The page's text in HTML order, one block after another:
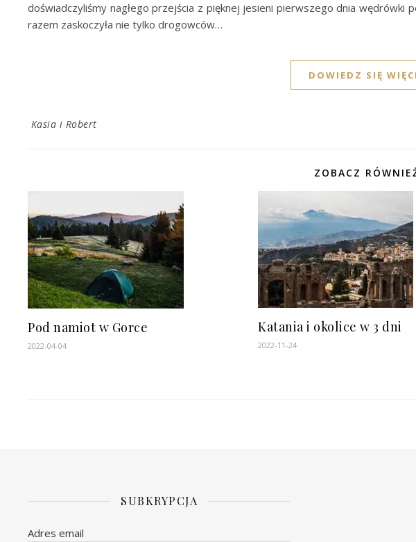
doświadczyliśmy nagłego przejścia z pięknej jesieni pierwszego dnia wędrówki
razem zaskoczyła nie tylko drogowców…
DOWIEDZ SIĘ
Kasia i Robert
ZOBACZ
Pod namiot w Gorce
2022-04-04
Katania i okolice w 3 dni
2022-11-24
SUBKRYPCJA
Adres email